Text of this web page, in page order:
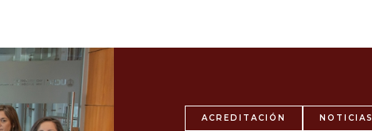
ACREDITACIÓN NOTICIAS